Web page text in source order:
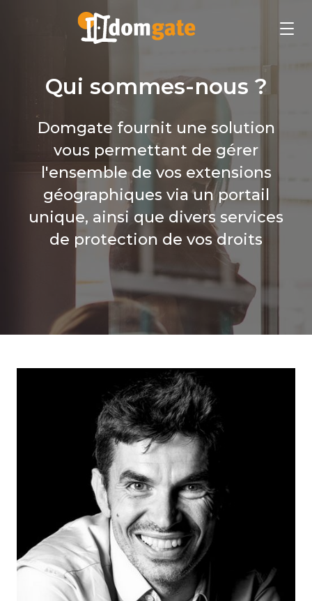
Qui sommes-nous ?
Domgate fournit une solution
vous permettant de gérer
l'ensemble de vos extensions
géographiques via un portail
unique, ainsi que divers services
de protection de vos droits